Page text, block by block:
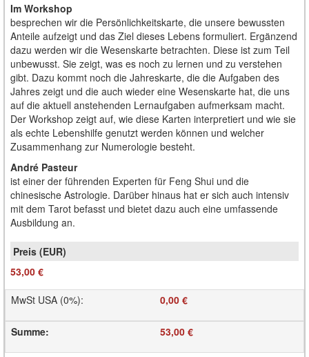
Im Workshop
besprechen wir die Persönlichkeitskarte, die unsere bewussten
Anteile aufzeigt und das Ziel dieses Lebens formuliert. Ergänzend
dazu werden wir die Wesenskarte betrachten. Diese ist zum Teil
unbewusst. Sie zeigt, was es noch zu lernen und zu verstehen
gibt. Dazu kommt noch die Jahreskarte, die die Aufgaben des
Jahres zeigt und die auch wieder eine Wesenskarte hat, die uns
auf die aktuell anstehenden Lernaufgaben aufmerksam macht.
Der Workshop zeigt auf, wie diese Karten interpretiert und wie sie
als echte Lebenshilfe genutzt werden können und welcher
Zusammenhang zur Numerologie besteht.
André Pasteur
ist einer der führenden Experten für Feng Shui und die
chinesische Astrologie. Darüber hinaus hat er sich auch intensiv
mit dem Tarot befasst und bietet dazu auch eine umfassende
Ausbildung an.
53,00 €
MwSt USA (0%): 0,00 €
Summe: 53,00 €